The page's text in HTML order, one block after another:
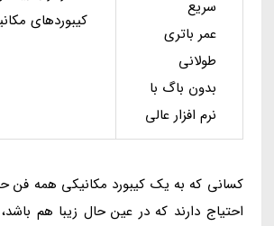
سریع
عمر باتری
طولانی
بدون باگ با
نرم افزار عالی
کیبوردهای
کسانی که به یک کیبورد مکانیکی همه فن
احتیاج دارند که در عین حال زیبا هم